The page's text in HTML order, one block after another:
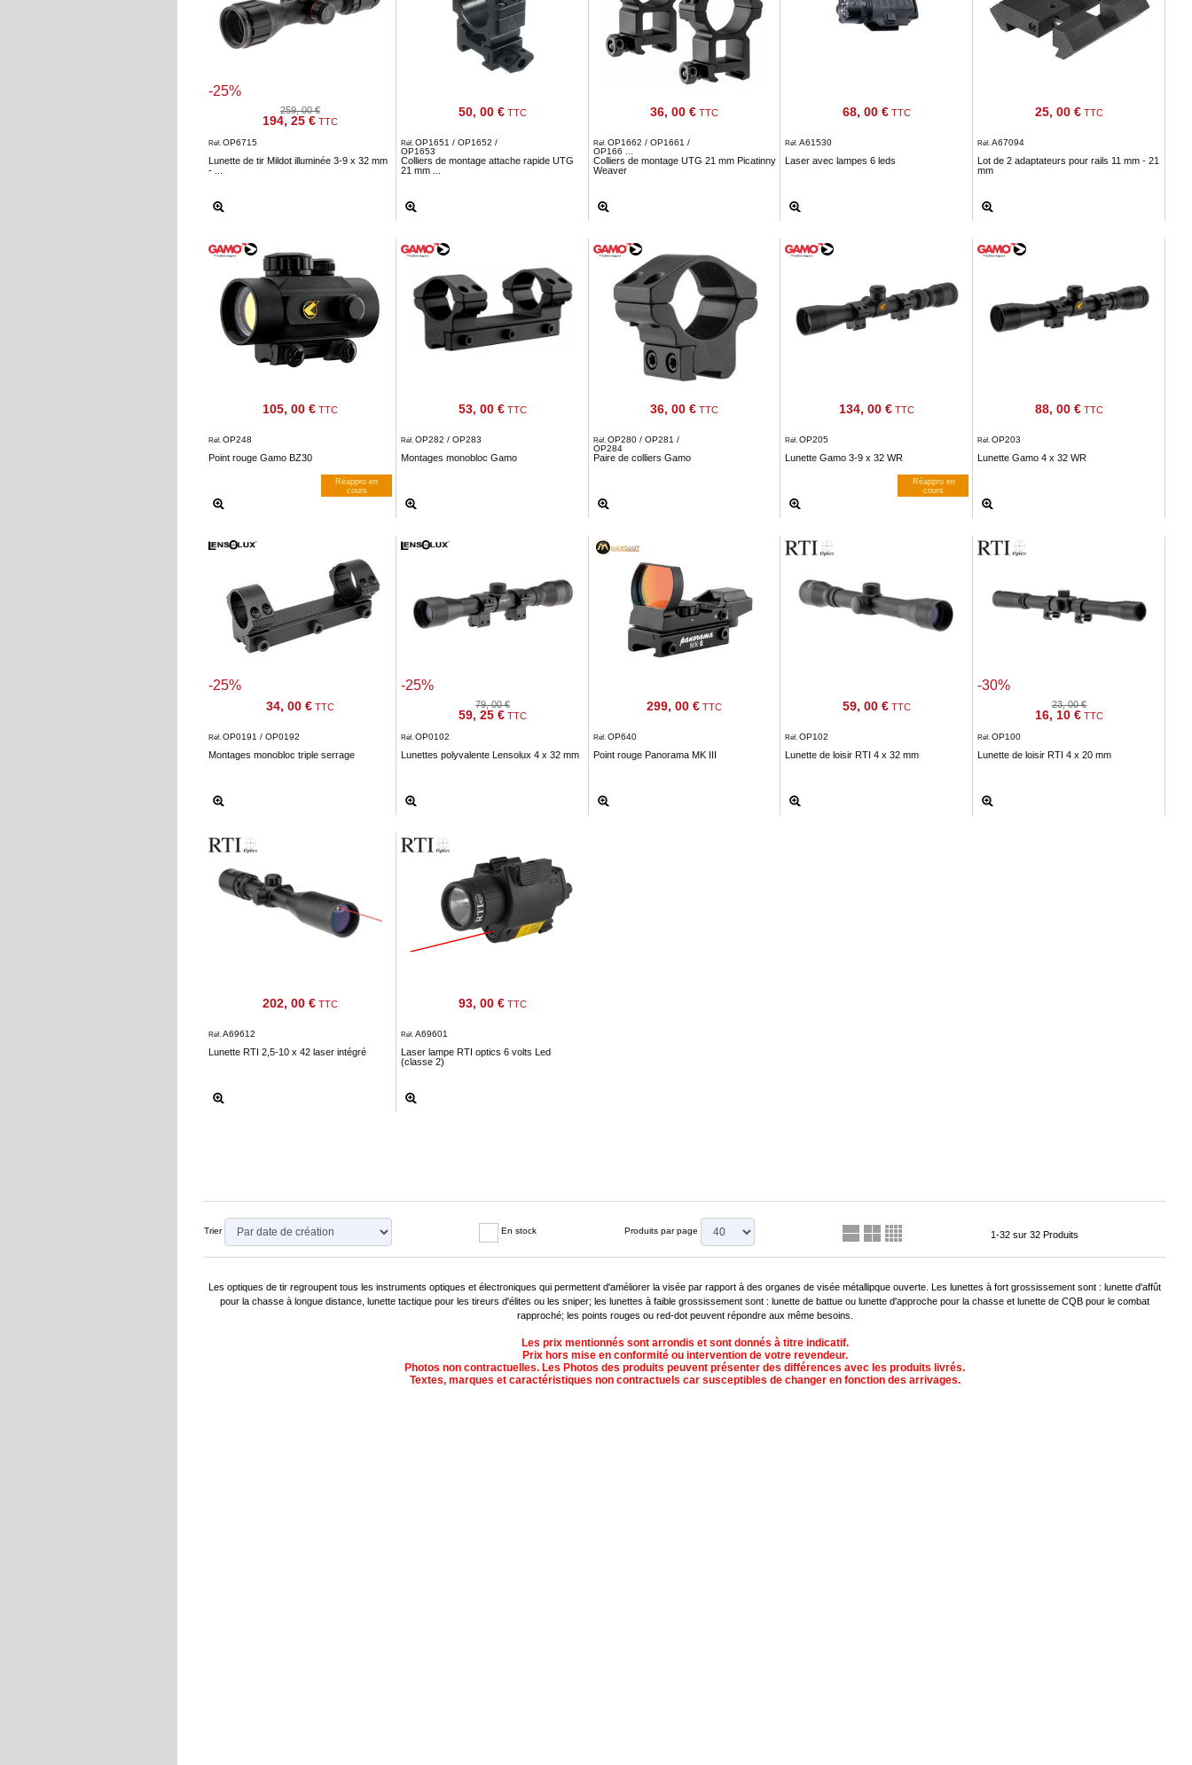
259, 00 €
194, 25 €TTC
-25%
Lunette de tir Mildot illuminée 3-9 x 32 mm
- ...
Réf. OP6715
50, 00 €TTC
Colliers de montage attache rapide UTG
21 mm ...
Réf. OP1651 / OP1652 /
OP1653
36, 00 € TTC
Colliers de montage UTG 21 mm Picatinny
Weaver
Réf. OP1662 / OP1661 /
OP166 ...
68, 00 € TTC
Laser avec lampes 6 leds
Réf.A61530
25, 00 € TTC
Lot de 2 adaptateurs pour rails 11 mm - 21
mm
Réf.A67094
105, 00 €TTC
Point rouge Gamo BZ30
Réf. OP248
Réappro en
cours
53, 00 €TTC
Montages monobloc Gamo
Réf. OP282 / OP283
36, 00 € TTC
Paire de colliers Gamo
Réf. OP280 / OP281 /
OP284
134, 00 € TTC
Lunette Gamo 3-9 x 32 WR
Réf.OP205
Réappro en
cours
88, 00 € TTC
Lunette Gamo 4 x 32 WR
Réf.OP203
34, 00 €TTC
-25%
Montages monobloc triple serrage
Réf. OP0191 / OP0192
79, 00 €
59, 25 €TTC
-25%
Lunettes polyvalente Lensolux 4 x 32 mm
Réf. OP0102
299, 00 € TTC
Point rouge Panorama MK III
Réf. OP640
59, 00 € TTC
Lunette de loisir RTI 4 x 32 mm
Réf.OP102
23, 00 €
16, 10 € TTC
-30%
Lunette de loisir RTI 4 x 20 mm
Réf.OP100
202, 00 €TTC
Lunette RTI 2,5-10 x 42 laser intégré
Réf. A69612
93, 00 €TTC
Laser lampe RTI optics 6 volts Led
(classe 2)
Réf. A69601
Trier En stock Produits par page 1-32 sur 32 Produits
Les optiques de tir regroupent tous les instruments optiques et électroniques qui permettent d'améliorer la visée par rapport à des organes de visée métallipque ouverte. Les lunettes à fort grossissement sont : lunette d'affût
pour la chasse à longue distance, lunette tactique pour les tireurs d'élites ou les sniper; les lunettes à faible grossissement sont : lunette de battue ou lunette d'approche pour la chasse et lunette de CQB pour le combat
rapproché; les points rouges ou red-dot peuvent répondre aux même besoins.
Les prix mentionnés sont arrondis et sont donnés à titre indicatif.
Prix hors mise en conformité ou intervention de votre revendeur.
Photos non contractuelles. Les Photos des produits peuvent présenter des différences avec les produits livrés.
Textes, marques et caractéristiques non contractuels car susceptibles de changer en fonction des arrivages.